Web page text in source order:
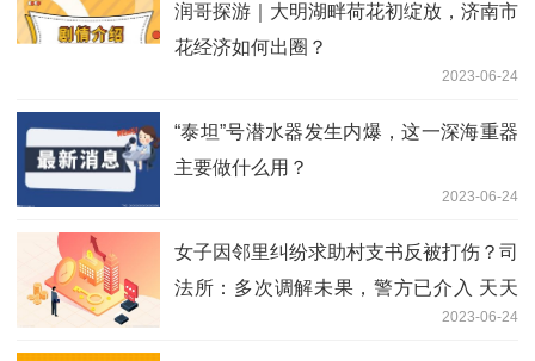
润哥探游｜大明湖畔荷花初绽放，济南市
花经济如何出圈？
2023-06-24
“泰坦”号潜水器发生内爆，这一深海重器
主要做什么用？
2023-06-24
女子因邻里纠纷求助村支书反被打伤？司
法所：多次调解未果，警方已介入 天天
2023-06-24